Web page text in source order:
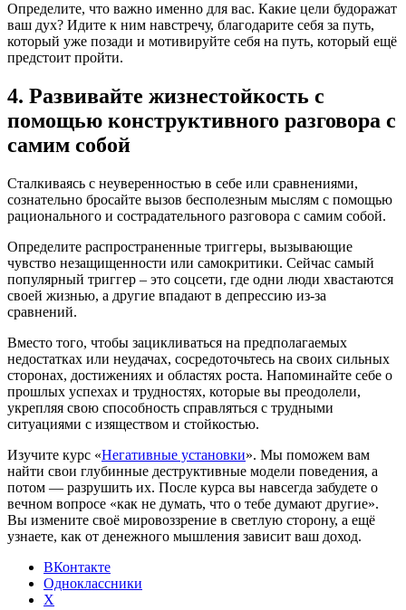
Определите, что важно именно для вас. Какие цели будоражат
ваш дух? Идите к ним навстречу, благодарите себя за путь,
который уже позади и мотивируйте себя на путь, который ещё
предстоит пройти.
4. Развивайте жизнестойкость с
помощью конструктивного разговора с
самим собой
Сталкиваясь с неуверенностью в себе или сравнениями,
сознательно бросайте вызов бесполезным мыслям с помощью
рационального и сострадательного разговора с самим собой.
Определите распространенные триггеры, вызывающие
чувство незащищенности или самокритики. Сейчас самый
популярный триггер – это соцсети, где одни люди хвастаются
своей жизнью, а другие впадают в депрессию из-за
сравнений.
Вместо того, чтобы зацикливаться на предполагаемых
недостатках или неудачах, сосредоточьтесь на своих сильных
сторонах, достижениях и областях роста. Напоминайте себе о
прошлых успехах и трудностях, которые вы преодолели,
укрепляя свою способность справляться с трудными
ситуациями с изяществом и стойкостью.
Изучите курс «Негативные установки». Мы поможем вам
найти свои глубинные деструктивные модели поведения, а
потом — разрушить их. После курса вы навсегда забудете о
вечном вопросе «как не думать, что о тебе думают другие».
Вы измените своё мировоззрение в светлую сторону, а ещё
узнаете, как от денежного мышления зависит ваш доход.
ВКонтакте
Одноклассники
X